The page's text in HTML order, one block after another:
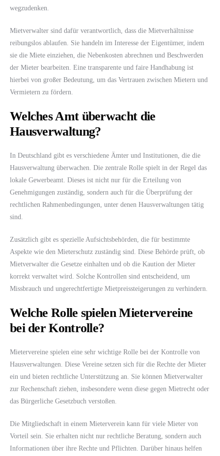
wegzudenken.
Mietverwalter sind dafür verantwortlich, dass die Mietverhältnisse
reibungslos ablaufen. Sie handeln im Interesse der Eigentümer, indem
sie die Miete einziehen, die Nebenkosten abrechnen und Beschwerden
der Mieter bearbeiten. Eine transparente und faire Handhabung ist
hierbei von großer Bedeutung, um das Vertrauen zwischen Mietern und
Vermietern zu fördern.
Welches Amt überwacht die
Hausverwaltung?
In Deutschland gibt es verschiedene Ämter und Institutionen, die die
Hausverwaltung überwachen. Die zentrale Rolle spielt in der Regel das
lokale Gewerbeamt. Dieses ist nicht nur für die Erteilung von
Genehmigungen zuständig, sondern auch für die Überprüfung der
rechtlichen Rahmenbedingungen, unter denen Hausverwaltungen tätig
sind.
Zusätzlich gibt es spezielle Aufsichtsbehörden, die für bestimmte
Aspekte wie den Mieterschutz zuständig sind. Diese Behörde prüft, ob
Mietverwalter die Gesetze einhalten und ob die Kaution der Mieter
korrekt verwaltet wird. Solche Kontrollen sind entscheidend, um
Missbrauch und ungerechtfertigte Mietpreissteigerungen zu verhindern.
Welche Rolle spielen Mietervereine
bei der Kontrolle?
Mietervereine spielen eine sehr wichtige Rolle bei der Kontrolle von
Hausverwaltungen. Diese Vereine setzen sich für die Rechte der Mieter
ein und bieten rechtliche Unterstützung an. Sie können Mietverwalter
zur Rechenschaft ziehen, insbesondere wenn diese gegen Mietrecht oder
das Bürgerliche Gesetzbuch verstoßen.
Die Mitgliedschaft in einem Mieterverein kann für viele Mieter von
Vorteil sein. Sie erhalten nicht nur rechtliche Beratung, sondern auch
Informationen über ihre Rechte und Pflichten. Darüber hinaus helfen